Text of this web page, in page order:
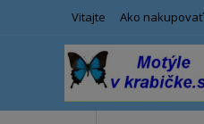
Vitajte Ako nakupovať